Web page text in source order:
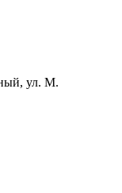
ул. М.